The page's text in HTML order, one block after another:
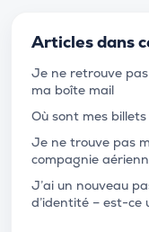
Articles dans
Je ne retrouve
ma boîte mail
Où sont mes billets
Je ne trouve pas
compagnie
J’ai un nouveau
d’identité – est-ce